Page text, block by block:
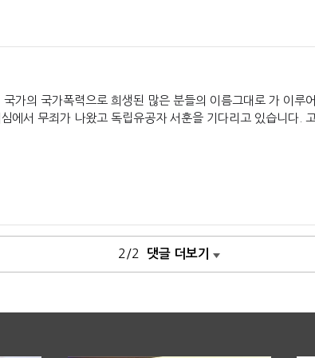
가의 국가폭력으로 희생된 많은 분들의 이름그대로 가 이루
에서 무죄가 나왔고 독립유공자 서훈을 기다리고 있습니다.
2/2 댓글 더보기